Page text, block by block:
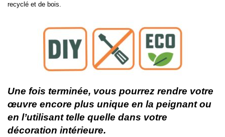
recyclé et de bois.
Une fois terminée, vous pourrez rendre votre
œuvre encore plus unique en la peignant ou
en l’utilisanttelle quelle dans votre
décoration intérieure.